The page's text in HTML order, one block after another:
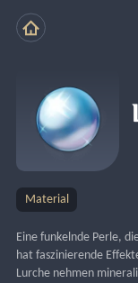
Material
Eine funkelnde Perle,
hat faszinierende
Lurche nehmen